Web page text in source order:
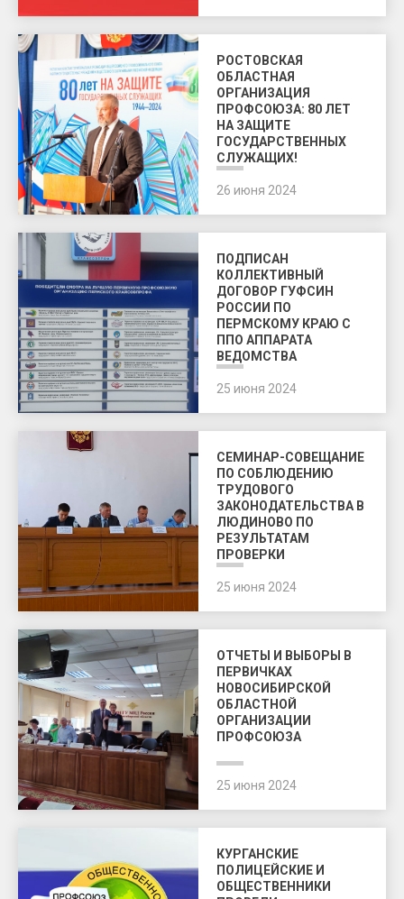
РОСТОВСКАЯ
ОБЛАСТНАЯ
ОРГАНИЗАЦИЯ
ПРОФСОЮЗА: 80 ЛЕТ
НА ЗАЩИТЕ
ГОСУДАРСТВЕННЫХ
СЛУЖАЩИХ!
26 июня 2024
ПОДПИСАН
КОЛЛЕКТИВНЫЙ
ДОГОВОР ГУФСИН
РОССИИ ПО
ПЕРМСКОМУ КРАЮ С
ППО АППАРАТА
ВЕДОМСТВА
25 июня 2024
СЕМИНАР-СОВЕЩАНИЕ
ПО СОБЛЮДЕНИЮ
ТРУДОВОГО
ЗАКОНОДАТЕЛЬСТВА В
ЛЮДИНОВО ПО
РЕЗУЛЬТАТАМ
ПРОВЕРКИ
25 июня 2024
ОТЧЕТЫ И ВЫБОРЫ В
ПЕРВИЧКАХ
НОВОСИБИРСКОЙ
ОБЛАСТНОЙ
ОРГАНИЗАЦИИ
ПРОФСОЮЗА
25 июня 2024
КУРГАНСКИЕ
ПОЛИЦЕЙСКИЕ И
ОБЩЕСТВЕННИКИ